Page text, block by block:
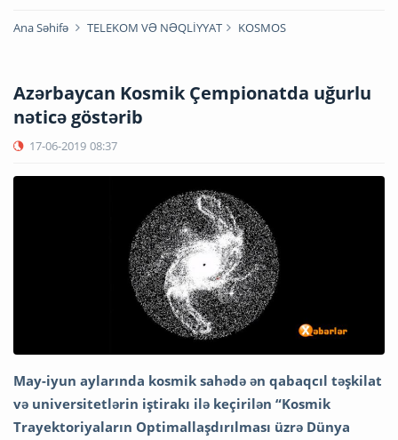
Ana Səhifə TELEKOM VƏ NƏQLİYYAT KOSMOS
Azərbaycan Kosmik Çempionatda uğurlu
nəticə göstərib
17-06-2019 08:37
May-iyun aylarında kosmik sahədə ən qabaqcıl təşkilat
və universitetlərin iştirakı ilə keçirilən “Kosmik
Trayektoriyaların Optimallaşdırılması üzrə Dünya